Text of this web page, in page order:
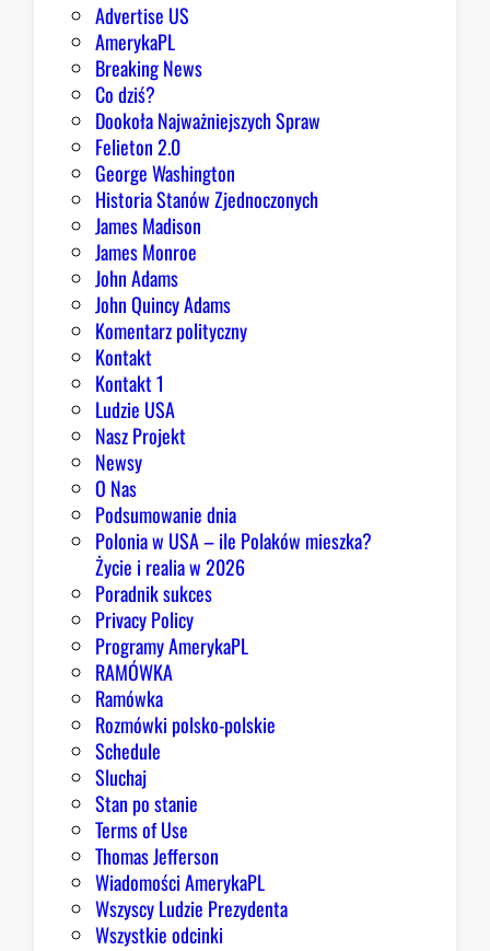
Advertise US
AmerykaPL
Breaking News
Co dziś?
Dookoła Najważniejszych Spraw
Felieton 2.0
George Washington
Historia Stanów Zjednoczonych
James Madison
James Monroe
John Adams
John Quincy Adams
Komentarz polityczny
Kontakt
Kontakt 1
Ludzie USA
Nasz Projekt
Newsy
O Nas
Podsumowanie dnia
Polonia w USA – ile Polaków mieszka?
Życie i realia w 2026
Poradnik sukces
Privacy Policy
Programy AmerykaPL
RAMÓWKA
Ramówka
Rozmówki polsko-polskie
Schedule
Sluchaj
Stan po stanie
Terms of Use
Thomas Jefferson
Wiadomości AmerykaPL
Wszyscy Ludzie Prezydenta
Wszystkie odcinki